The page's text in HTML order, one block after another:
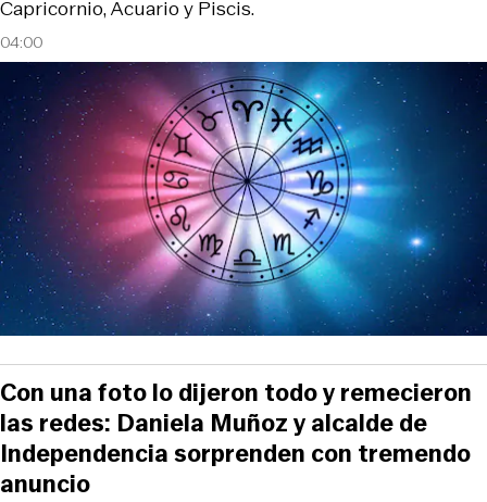
04:00
Capricornio, Acuario y Piscis.
Con una foto lo dijeron todo y remecieron
las redes: Daniela Muñoz y alcalde de
Independencia sorprenden con tremendo
anuncio